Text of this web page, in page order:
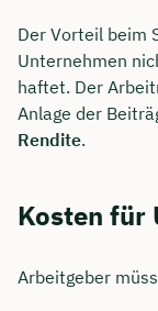
Der Vorteil beim
Unternehmen
haftet. Der
Anlage der
Rendite.
Kosten für
Arbeitgeber